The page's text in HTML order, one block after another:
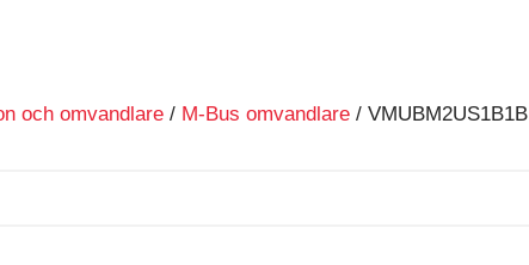
och omvandlare / M-Bus omvandlare / VMUBM2US1B1B